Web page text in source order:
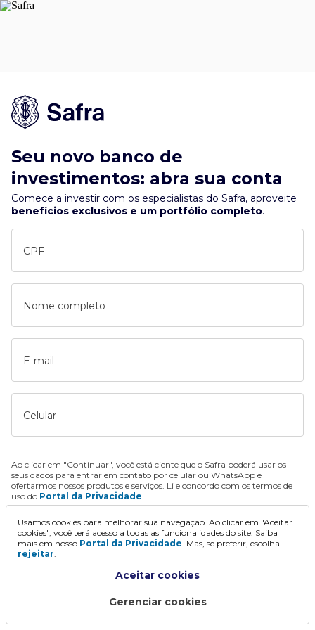
Seu novo banco de
investimentos: abra sua conta
Comece a investir com os especialistas do Safra, aproveite
benefícios exclusivos e um portfólio completo.
CPF
Nome completo
E-mail
Celular
Ao clicar em "Continuar", você está ciente que o Safra poderá usar os
seus dados para entrar em contato por celular ou WhatsApp e
ofertarmos nossos produtos e serviços. Li e concordo com os termos de
uso do Portal da Privacidade.
Continuar
Usamos cookies para melhorar sua navegação. Ao clicar em "Aceitar
cookies", você terá acesso a todas as funcionalidades do site. Saiba
mais em nosso Portal da Privacidade. Mas, se preferir, escolha
rejeitar.
Aceitar cookies
Gerenciar cookies